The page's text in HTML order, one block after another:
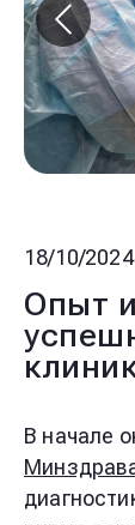
18/10/2024
Опыт
В начале